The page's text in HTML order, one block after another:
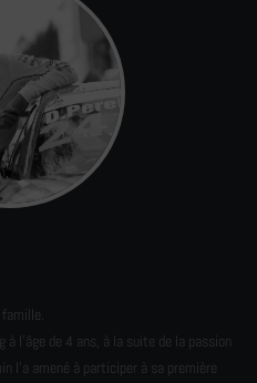
l’âge de 4 ans, à la suite de la passion
l'a amené à participer à sa première